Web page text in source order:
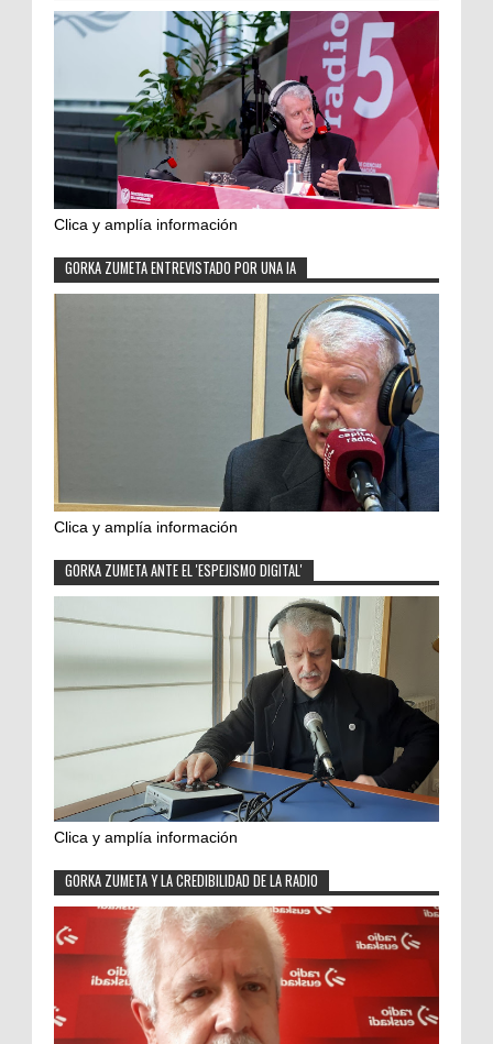
Clica y amplía información
GORKA ZUMETA ENTREVISTADO POR UNA IA
Clica y amplía información
GORKA ZUMETA ANTE EL 'ESPEJISMO DIGITAL'
Clica y amplía información
GORKA ZUMETA Y LA CREDIBILIDAD DE LA RADIO